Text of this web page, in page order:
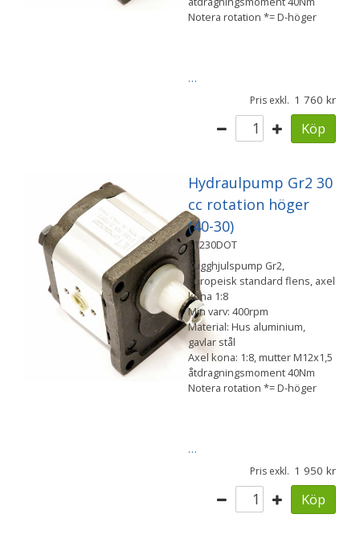
Notera rotation *= D-höger
…
Pris exkl. 1 760
Köp
Hydraulpump Gr2 30
cc rotation höger
(40-30)
51230DOT
Kugghjulspump Gr2,
Europeisk standard flens, axel
kona 1:8
Min varv: 400rpm
Material: Hus aluminium,
gavlar stål
Axel kona: 1:8, mutter M12x1,5
åtdragningsmoment 40Nm
Notera rotation *= D-höger
…
Pris exkl. 1 950
Köp